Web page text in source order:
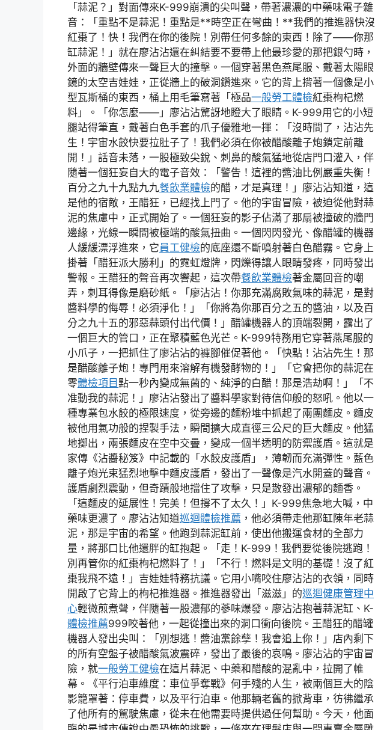
「蒜泥？」對面傳來K-999崩潰的尖叫聲，帶著濃濃的中藥味電子雜
音：「重點不是蒜泥！重點是**時空正在彎曲！**我們的推進器快沒
紅棗了！快！我們在你的後院！別帶任何多餘的東西！除了——你那
缸蒜泥！」就在廖沾沾還在糾結要不要帶上他最珍愛的那把銀勺時，
外面的牆壁傳來一聲巨大的撞擊。一個穿著黑色燕尾服、戴著太陽眼
鏡的太空吉娃娃，正從牆上的破洞鑽進來。它的背上揹著一個像是小
型瓦斯桶的東西，桶上用毛筆寫著「極品一般勞工體檢紅棗枸杞燃
料」。「你怎麼——」廖沾沾驚訝地瞪大了眼睛。K-999用它的小短
腿站得筆直，戴著白色手套的爪子優雅地一揮：「沒時間了，沾沾先
生！宇宙水餃快要拉肚子了！我們必須在你被醋酸離子炮鎖定前離
開！」話音未落，一股極致尖銳、刺鼻的酸氣猛地從店門口灌入，伴
隨著一個狂妄自大的電子音效：「警告！這裡的醬油比例嚴重失衡！
百分之九十九點九九餐飲業體檢的醋，才是真理！」廖沾沾知道，這
是他的宿敵，王醋狂，已經找上門了。他的宇宙冒險，被迫從他對蒜
泥的焦慮中，正式開始了。一個狂妄的影子佔滿了那扇被撞破的牆門
邊緣，光線一瞬間被極端的酸氣扭曲。一個閃閃發光、像醋罐的機器
人緩緩漂浮進來，它員工健檢的底座還不斷噴射著白色醋霧。它身上
掛著「醋狂派大勝利」的霓虹燈牌，閃爍得讓人眼睛發疼，同時發出
警報。王醋狂的聲音再次響起，這次帶餐飲業體檢著金屬回音的嘲
弄，刺耳得像是磨砂紙。「廖沾沾！你那充滿腐敗氣味的蒜泥，是對
醬料學的侮辱！必須淨化！」「你將為你那百分之五的醬油，以及百
分之九十五的邪惡蒜頭付出代價！」醋罐機器人的頂端裂開，露出了
一個巨大的管口，正在聚積藍色光芒。K-999特務用它穿著燕尾服的
小爪子，一把抓住了廖沾沾的褲腳催促著他。「快點！沾沾先生！那
是醋酸離子炮！專門用來溶解有機發酵物的！」「它會把你的蒜泥在
零體檢項目 點一秒內變成無菌的、純淨的白醋！那是浩劫啊！」「不
准動我的蒜泥！」廖沾沾發出了醬料學家對待信仰般的怒吼。他以一
種專業包水餃的極限速度，從旁邊的麵粉堆中抓起了兩團麵皮。麵皮
被他用氣功般的捏製手法，瞬間擴大成直徑三公尺的巨大麵皮。他猛
地擲出，兩張麵皮在空中交疊，變成一個半透明的防禦護盾。這就是
家傳《沾醬秘笈》中記載的「水餃皮護盾」，薄韌而充滿彈性。藍色
離子炮光束猛烈地擊中麵皮護盾，發出了一聲像是汽水開蓋的聲音。
護盾劇烈震動，但奇蹟般地擋住了攻擊，只是散發出濃郁的麵香。
「這麵皮的延展性！完美！但撐不了太久！」K-999焦急地大喊，中
藥味更濃了。廖沾沾知道巡迴體檢推薦 ，他必須帶走他那缸陳年老蒜
泥，那是宇宙的希望。他跑到蒜泥缸前，使出他搬運食材的全部力
量，將那口比他還胖的缸抱起。「走！K-999！我們要從後院逃跑！
別再管你的紅棗枸杞燃料了！」「不行！燃料是文明的基礎！沒了紅
棗我飛不遠！」吉娃娃特務抗議。它用小嘴咬住廖沾沾的衣領，同時
開啟了它背上的枸杞推進器。推進器發出「滋滋」的巡迴健康管理中
心輕微煎煮聲，伴隨著一股濃郁的蔘味爆發。廖沾沾抱著蒜泥缸、K-
體檢推薦999咬著他，一起從撞出來的洞口衝向後院。王醋狂的醋罐
機器人發出尖叫：「別想逃！醬油黨餘孽！我會追上你！」店內剩下
的所有空盤子被醋酸氣波震碎，發出了最後的哀鳴。廖沾沾的宇宙冒
險，就一般勞工健檢在這片蒜泥、中藥和醋酸的混亂中，拉開了帷
幕。《平行泊車維度：車位爭奪戰》何手殘的人生，被兩個巨大的陰
影籠罩著：停車費，以及平行泊車。他那輛老舊的掀背車，彷彿繼承
了他所有的駕駛焦慮，從未在他需要時提供過任何幫助。今天，他面